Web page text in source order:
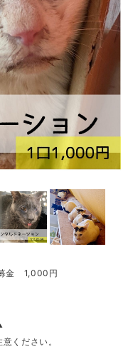
募金 1,000円
ください。